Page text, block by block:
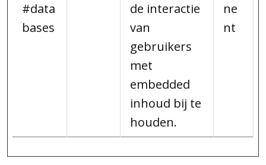
#data
bases
de interactie
van
gebruikers
met
embedded
inhoud bij te
houden.
ne
nt